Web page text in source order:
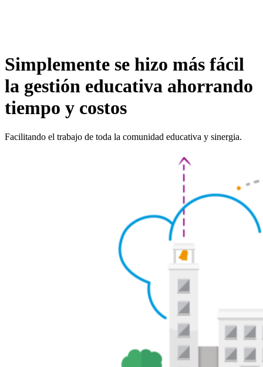
Simplemente se hizo más fácil
la gestión educativa ahorrando
tiempo y costos
Facilitando el trabajo de toda la comunidad educativa y sinergia.